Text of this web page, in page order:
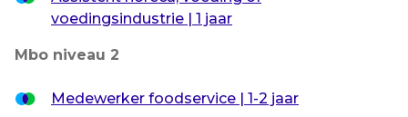
voedingsindustrie | 1 jaar
Mbo niveau 2
Medewerker foodservice | 1-2 jaar